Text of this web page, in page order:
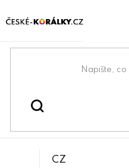
na
Domů
Korálky
CZ